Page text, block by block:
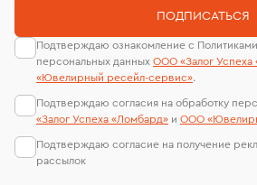
ПОДПИСАТЬСЯ
Подтверждаю ознакомление с
персональных данных ООО «Залог Успеха
«Ювелирный ресейл-сервиc».
Подтверждаю согласия на обработку
«Залог Успеха «Ломбард» и ООО
Подтверждаю согласие на получение
рассылок